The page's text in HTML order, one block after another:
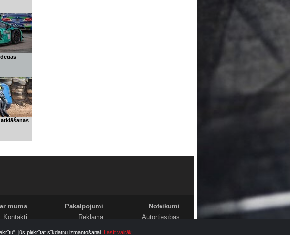
mums
Kontakti
Pakalpojumi
Reklāma
Noteikumi
Autortiesības
jūs piekrītat sīkdatņu izmantošanai. Lasīt vairāk